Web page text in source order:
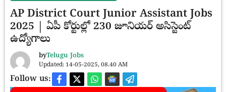
AP District Court Junior Assistant Jobs
2025 | ఏపీ కోర్టుల్లో 230 జూనియర్ అసిస్టెంట్
ఉద్యోగాలు
byTelugu Jobs
Updated: 14-05-2025, 08.40 AM
Follow us: